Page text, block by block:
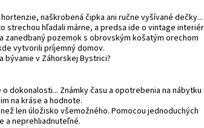
naškrobená čipka ani ručne vyšívané dečky...
strechou hľadali márne, a predsa ide o vintage interiér.
zanedbaný pozemok s obrovským košatým orechom
vytvorili príjemný domov.
bývanie v Záhorskej Bystrici?
dokonalosti... Známky času a opotrebenia na nábytku
na kráse a hodnote.
len úložisko všemožného. Pomocou jednoduchých
a neprehliadnuteľné.